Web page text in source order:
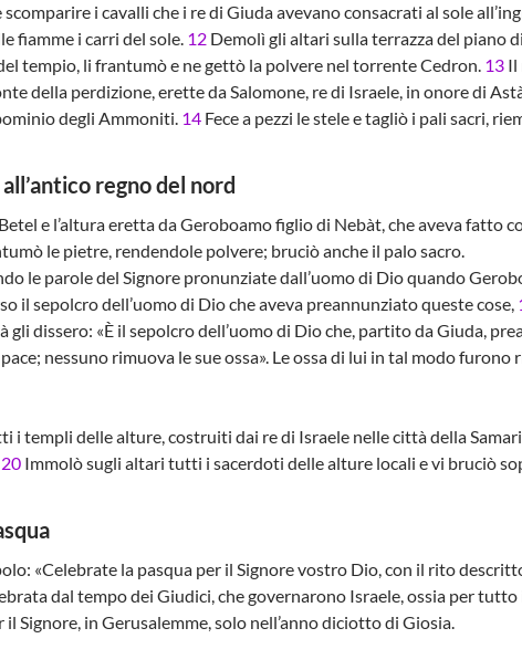
scomparire i cavalli che i re di Giuda avevano consacrati al sole
fiamme i carri del sole. 12 Demolì gli altari sulla terrazza del piano
tempio, li frantumò e ne gettò la polvere nel torrente Cedron. 13 Il
della perdizione, erette da Salomone, re di Israele, in onore di
degli Ammoniti. 14 Fece a pezzi le stele e tagliò i pali sacri,
regno del nord
e l’altura eretta da Geroboamo figlio di Nebàt, che aveva fatto
le pietre, rendendole polvere; bruciò anche il palo sacro.
le parole del Signore pronunziate dall’uomo di Dio quando
il sepolcro dell’uomo di Dio che aveva preannunziato queste cose,
gli dissero: «È il sepolcro dell’uomo di Dio che, partito da Giuda,
nessuno rimuova le sue ossa». Le ossa di lui in tal modo
i templi delle alture, costruiti dai re di Israele nelle città della
20 Immolò sugli altari tutti i sacerdoti delle alture locali e vi bruciò
«Celebrate la pasqua per il Signore vostro Dio, con il rito
dal tempo dei Giudici, che governarono Israele, ossia per
Signore, in Gerusalemme, solo nell’anno diciotto di Giosia.